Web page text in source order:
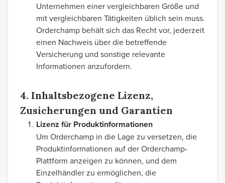
Unternehmen einer vergleichbaren Größe und
mit vergleichbaren Tätigkeiten üblich sein muss.
Orderchamp behält sich das Recht vor, jederzeit
einen Nachweis über die betreffende
Versicherung und sonstige relevante
Informationen anzufordern.
4. Inhaltsbezogene Lizenz,
Zusicherungen und Garantien
Lizenz für Produktinformationen
Um Orderchamp in die Lage zu versetzen, die
Produktinformationen auf der Orderchamp-
Plattform anzeigen zu können, und dem
Einzelhändler zu ermöglichen, die